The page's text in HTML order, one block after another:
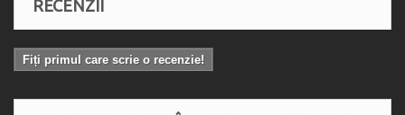
RECENZII
Fiți primul care scrie o recenzie!